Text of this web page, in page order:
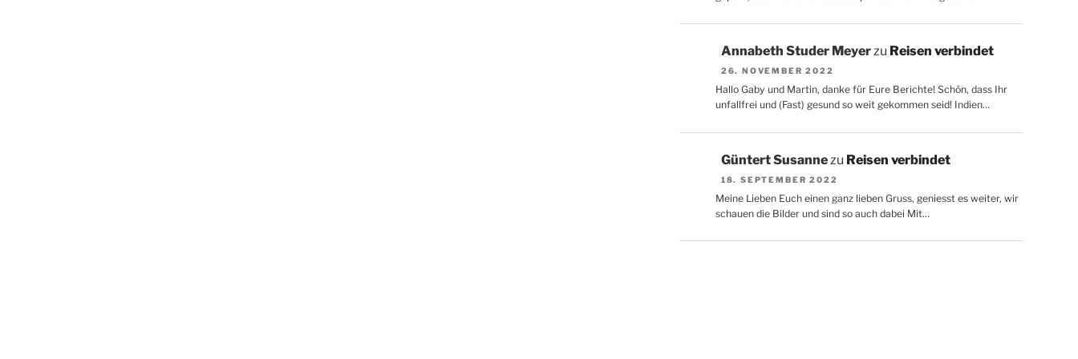
Annabeth Studer Meyerzu Reisen verbindet
26. NOVEMBER 2022
Hallo Gaby und Martin, danke für Eure Berichte! Schön, dass Ihr
unfallfrei und (Fast) gesund so weit gekommen seid! Indien…
Güntert Susannezu Reisen verbindet
18. SEPTEMBER 2022
Meine Lieben Euch einen ganz lieben Gruss, geniesst es weiter, wir
schauen die Bilder und sind so auch dabei Mit…